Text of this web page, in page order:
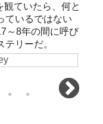
ていたら、何と
ているではない
～8年の間に呼び
リーだ。